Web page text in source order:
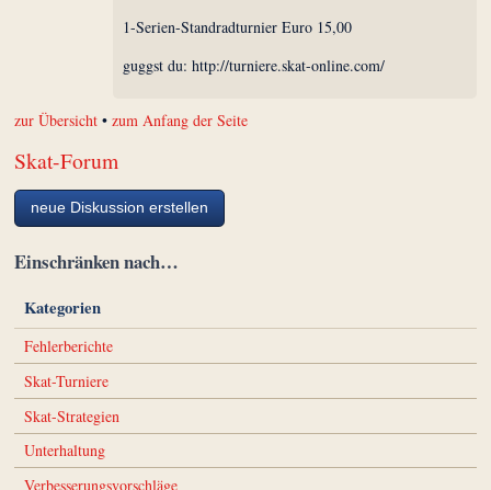
1-Serien-Standradturnier Euro 15,00
guggst du: http://turniere.skat-online.com/
zur Übersicht •zum Anfang der Seite
Skat-Forum
neue Diskussion erstellen
Einschränken nach…
Kategorien
Fehlerberichte
Skat-Turniere
Skat-Strategien
Unterhaltung
Verbesserungsvorschläge